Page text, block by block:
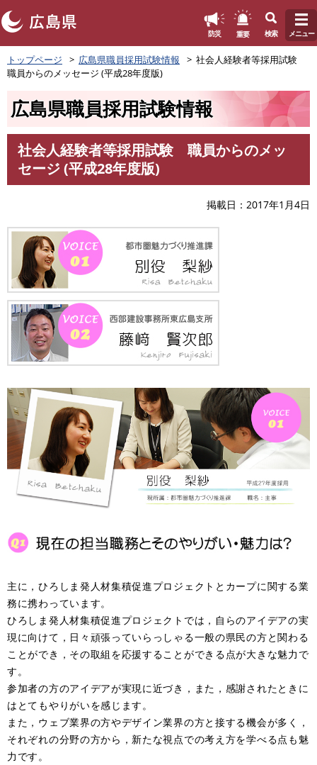
ペ
ー
ジ
防災 重要 検索 メニュー
トップページ 広島県職員採用試験情報
社会人経験者等採用試験
職員からのメッセージ (平成28年度版)
広島県職員採用試験情報
社会人経験者等採用試験 職員からのメッ
セージ (平成28年度版)
掲載日 2017年1月4日
主に，ひろしま発人材集積促進プロジェクトとカープに関する業
務に携わっています。
ひろしま発人材集積促進プロジェクトでは，自らのアイデアの実
現に向けて，日々頑張っていらっしゃる一般の県民の方と関わる
ことができ，その取組を応援することができる点が大きな魅力で
す。
参加者の方のアイデアが実現に近づき，また，感謝されたときに
はとてもやりがいを感じます。
また，ウェブ業界の方やデザイン業界の方と接する機会が多く，
それぞれの分野の方から，新たな視点での考え方を学べる点も魅
力です。